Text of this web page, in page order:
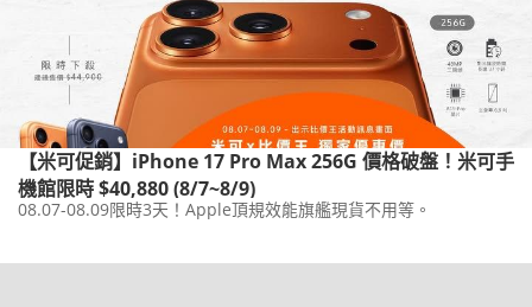
【米可促銷】iPhone 17 Pro Max 256G 價格破盤！米可手
機館限時 $40,880 (8/7~8/9)
08.07-08.09限時3天！Apple頂規效能旗艦現貨不用等。